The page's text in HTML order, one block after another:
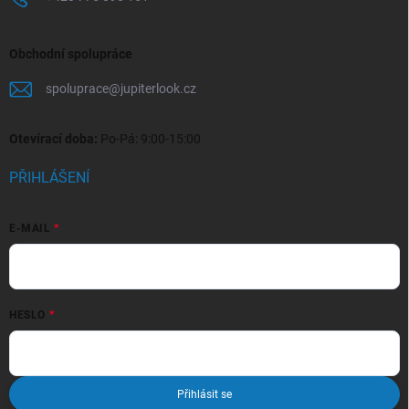
Obchodní spolupráce
spoluprace@jupiterlook.cz
Otevírací doba: Po-Pá: 9:00-15:00
PŘIHLÁŠENÍ
E-MAIL
HESLO
Přihlásit se